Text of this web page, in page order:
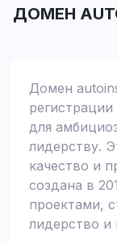
ДОМЕН
Домен
для
лидерству.
качество и
создана в
проектами,
лидерство и